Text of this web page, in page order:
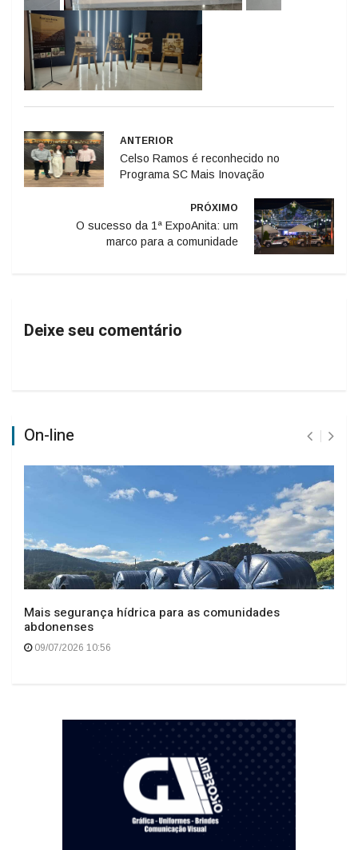
ANTERIOR
Celso Ramos é reconhecido no
Programa SC Mais Inovação
PRÓXIMO
O sucesso da 1ª ExpoAnita: um
marco para a comunidade
Deixe seu comentário
On-line
Mais segurança hídrica para as comunidades
abdonenses
09/07/2026 10:56